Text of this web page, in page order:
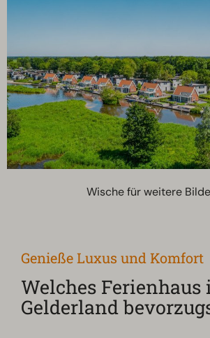
Wische für weitere
Genieße Luxus und Komfort
Welches Ferienhaus
Gelderland